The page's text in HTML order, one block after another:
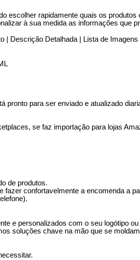
escolher rapidamente quais os
à sua medida as informações que
| Descrição Detalhada | Lista de Imagens
pronto para ser enviado e atualizado
se faz importação para lojas
de produtos.
confortavelmente a encomenda a
e personalizados com o seu logótipo
soluções chave na mão que se